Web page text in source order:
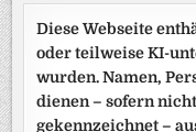
Diese Webseite
oder teilweise KI-
wurden. Namen,
dienen – sofern
gekennzeichnet –